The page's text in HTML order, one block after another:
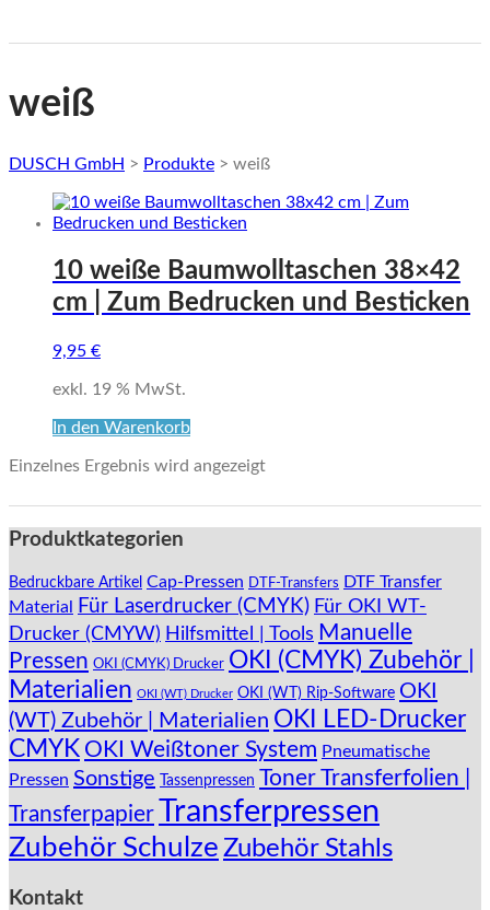
weiß
DUSCH GmbH > Produkte > weiß
10 weiße Baumwolltaschen 38×42
cm | Zum Bedrucken und Besticken
9,95 €
exkl. 19 % MwSt.
In den Warenkorb
Einzelnes Ergebnis wird angezeigt
Produktkategorien
Bedruckbare Artikel Cap-Pressen DTF-Transfers
DTF Transfer
Material
Für Laserdrucker (CMYK) Für OKI WT-
Drucker (CMYW) Hilfsmittel | Tools Manuelle
Pressen OKI (CMYK) Drucker OKI (CMYK) Zubehör |
Materialien OKI (WT) Drucker OKI (WT) Rip-Software OKI
(WT) Zubehör | Materialien OKI LED-Drucker
CMYK OKI Weißtoner System Pneumatische
Pressen Sonstige Tassenpressen Toner Transferfolien |
TransferpapierTransferpressen
Zubehör Schulze Zubehör Stahls
Kontakt